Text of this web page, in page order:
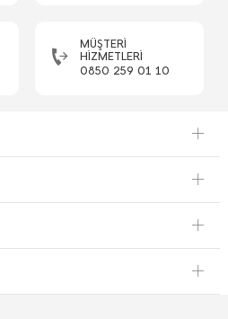
MÜŞTERI
HIZMETLERI
0850 259 01 10